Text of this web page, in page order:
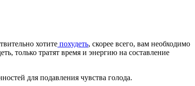
хотите похудеть, скорее всего, вам необходимо
только тратят время и энергию на составление
для подавления чувства голода.